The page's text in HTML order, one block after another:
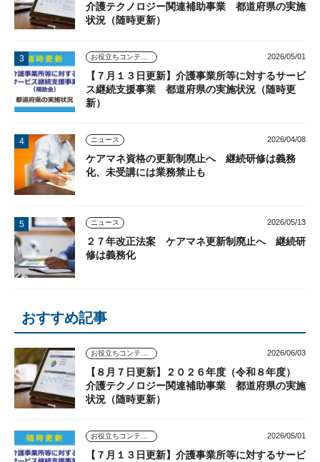
介護テクノロジー関連補助事業 都道府県の実施
状況（随時更新）
2026/05/01
【７月１３日更新】介護事業所等に対するサービ
ス継続支援事業 都道府県の実施状況（随時更
新）
ニュース 2026/04/08
ケアマネ資格の更新制廃止へ 継続研修は義務
化、未受講には業務禁止も
ニュース 2026/05/13
２７年改正法案 ケアマネ更新制廃止へ 継続研
修は義務化
おすすめ記事
2026/06/03
【８月７日更新】２０２６年度（令和８年度）
介護テクノロジー関連補助事業 都道府県の実施
状況（随時更新）
2026/05/01
【７月１３日更新】介護事業所等に対するサービ